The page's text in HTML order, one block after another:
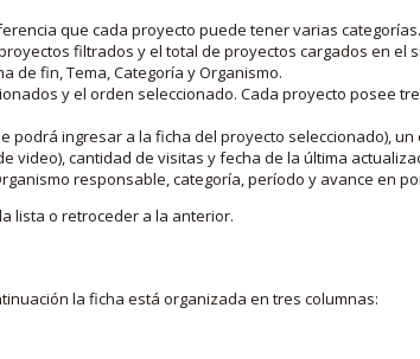
que cada proyecto puede tener varias categorías.
filtrados y el total de proyectos cargados en
de fin, Tema, Categoría y Organismo.
y el orden seleccionado. Cada proyecto posee
ingresar a la ficha del proyecto seleccionado),
cantidad de visitas y fecha de la última
responsable, categoría, período y avance en
lista o retroceder a la anterior.
la ficha está organizada en tres columnas: